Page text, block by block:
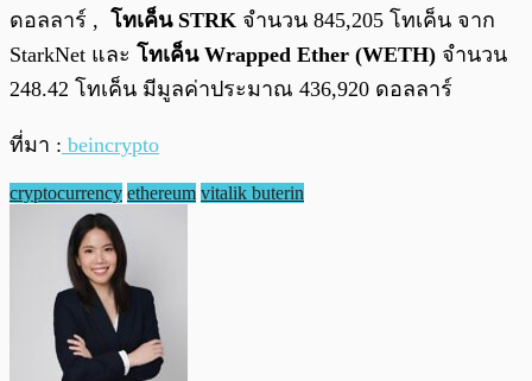
ดอลลาร์ , โทเค็น STRK จำนวน 845,205 โทเค็น จาก
StarkNet และ โทเค็น Wrapped Ether (WETH) จำนวน
248.42 โทเค็น มีมูลค่าประมาณ 436,920 ดอลลาร์
ที่มา : beincrypto
cryptocurrency ethereum vitalik buterin